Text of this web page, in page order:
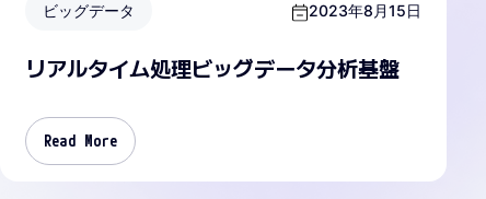
ビッグデータ 2023年8月15日
リアルタイム処理ビッグデータ分析基盤
Read More